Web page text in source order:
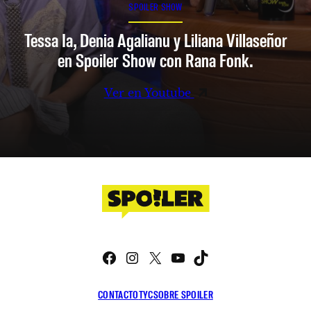
SPOILER SHOW
Tessa Ia, Denia Agalianu y Liliana Villaseñor
en Spoiler Show con Rana Fonk.
Ver en Youtube
CONTACTOTYCSOBRE SPOILER
Facebook
Instagram
X YouTube